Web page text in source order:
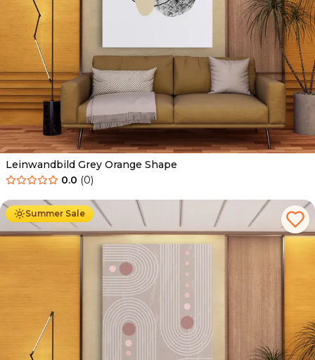
Leinwandbild Grey Orange Shape
0.0 (0)
Summer Sale
Ab 39.90 € 34.90